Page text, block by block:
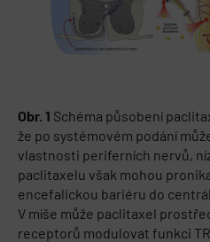
Obr. 1 Schéma působení
že po systémovém podání
vlastnosti periferních nervů,
paclitaxelu však mohou
encefalickou bariéru do
V míše může paclitaxel
receptorů modulovat funkci